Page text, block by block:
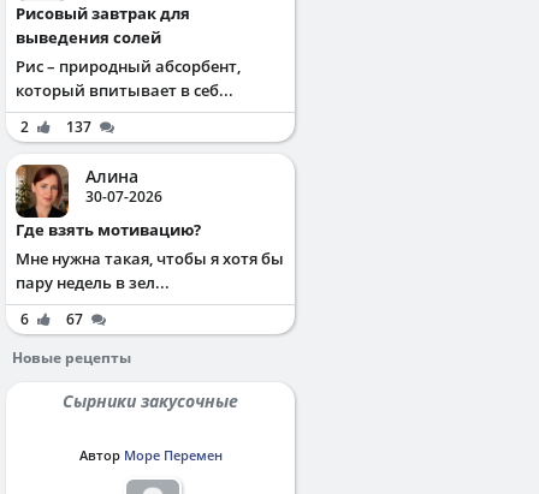
Рисовый завтрак для
выведения солей
Рис – природный абсорбент,
который впитывает в себ...
2 137
Алина
30-07-2026
Где взять мотивацию?
Мне нужна такая, чтобы я хотя бы
пару недель в зел...
6
67
Новые рецепты
Сырники закусочные
Автор Море Перемен